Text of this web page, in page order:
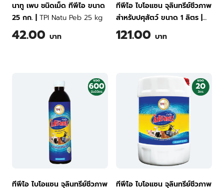
นาทู เพบ ชนิดเม็ด ทีพีไอ ขนาด
25 กก.
TPI Natu Peb 25 kg
42.00 บาท
ทีพีไอ ไบโอแซน จุลินทรีย์ชีวภาพ
สำหรับปศุสัตว์ ขนาด 1 ลิตร
TPI BIO-SAN Organic
Wastewater Treatment for
121.00 บาท
ทีพีไอ ไบโอแซน จุลินทรีย์ชีวภาพ
ทีพีไอ ไบโอแซน จุลินทรีย์ชีวภาพ